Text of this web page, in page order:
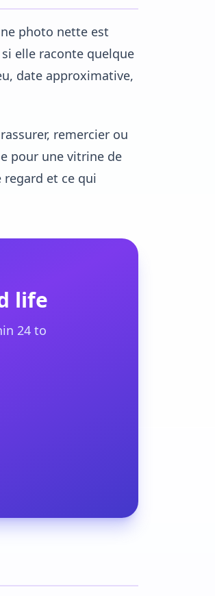
photo nette est
elle raconte quelque
date approximative,
remercier ou
pour une vitrine de
et ce qui
life
24 to